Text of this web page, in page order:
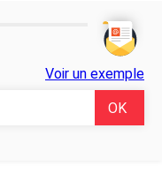
Voir un exemple